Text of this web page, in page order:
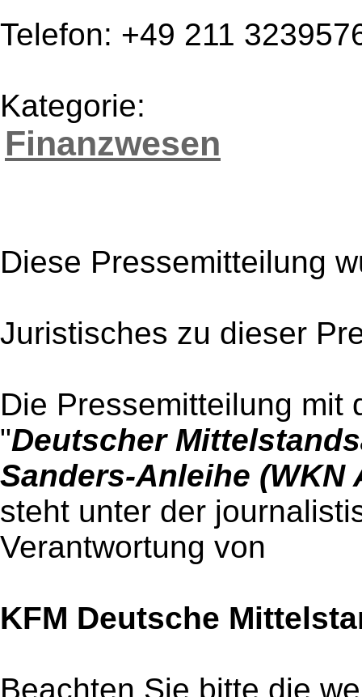
Telefon: +49 211
Kategorie:
Finanzwesen
Diese Pressemitteilung
Juristisches zu dieser
Die Pressemitteilung mit
"Deutscher
Sanders-Anleihe (WKN
steht unter der
Verantwortung von
KFM Deutsche
Beachten Sie bitte die